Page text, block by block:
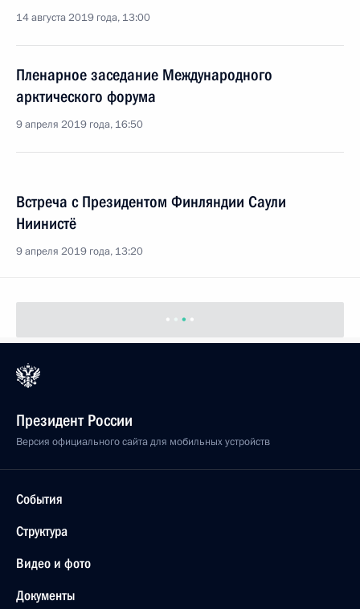
14 августа 2019 года, 13:00
Пленарное заседание Международного
арктического форума
9 апреля 2019 года, 16:50
Встреча с Президентом Финляндии Саули
Ниинистё
9 апреля 2019 года, 13:20
Президент России
Версия официального сайта для мобильных устройств
События
Структура
Видео и фото
Документы